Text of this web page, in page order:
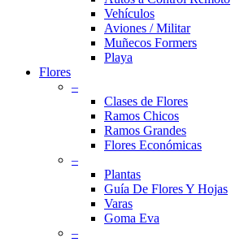
Vehículos
Aviones / Militar
Muñecos Formers
Playa
Flores
–
Clases de Flores
Ramos Chicos
Ramos Grandes
Flores Económicas
–
Plantas
Guía De Flores Y Hojas
Varas
Goma Eva
–